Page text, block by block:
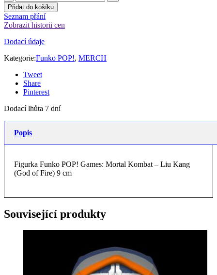
Přidat do košíku
Seznam přání
Zobrazit historii cen
Dodací údaje
Kategorie:Funko POP!, MERCH
Tweet
Share
Pinterest
Dodací lhůta 7 dní
Popis
Figurka Funko POP! Games: Mortal Kombat – Liu Kang
(God of Fire) 9 cm
Související produkty